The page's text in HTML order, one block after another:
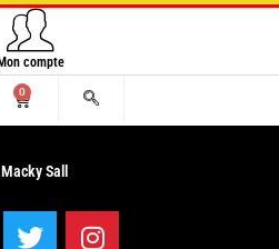
compte
0
Sall